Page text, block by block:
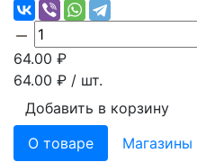
64.00 ₽
64.00 ₽ / шт.
Добавить в корзину
О товаре
Магазины